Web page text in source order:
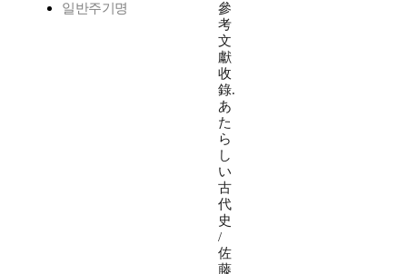
일반주기명
參
考
文
獻
收
錄.
あ
た
ら
し
い
古
代
史
/
佐
藤